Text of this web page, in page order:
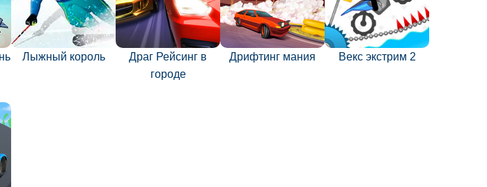
Лыжный король
Драг Рейсинг в
городе
Дрифтинг мания Векс экстрим 2